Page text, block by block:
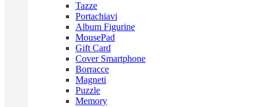
Tazze
Portachiavi
Album Figurine
MousePad
Gift Card
Cover Smartphone
Borracce
Magneti
Puzzle
Memory